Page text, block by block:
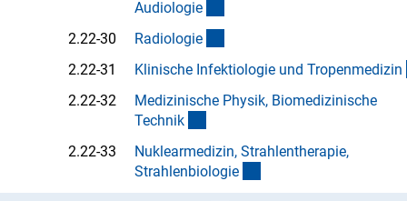
Audiologie
2.22-30
Radiologie
2.22-31
Klinische Infektiologie und Tropenmedizin
2.22-32
Medizinische Physik, Biomedizinische
Technik
2.22-33
Nuklearmedizin, Strahlentherapie,
Strahlenbiologie